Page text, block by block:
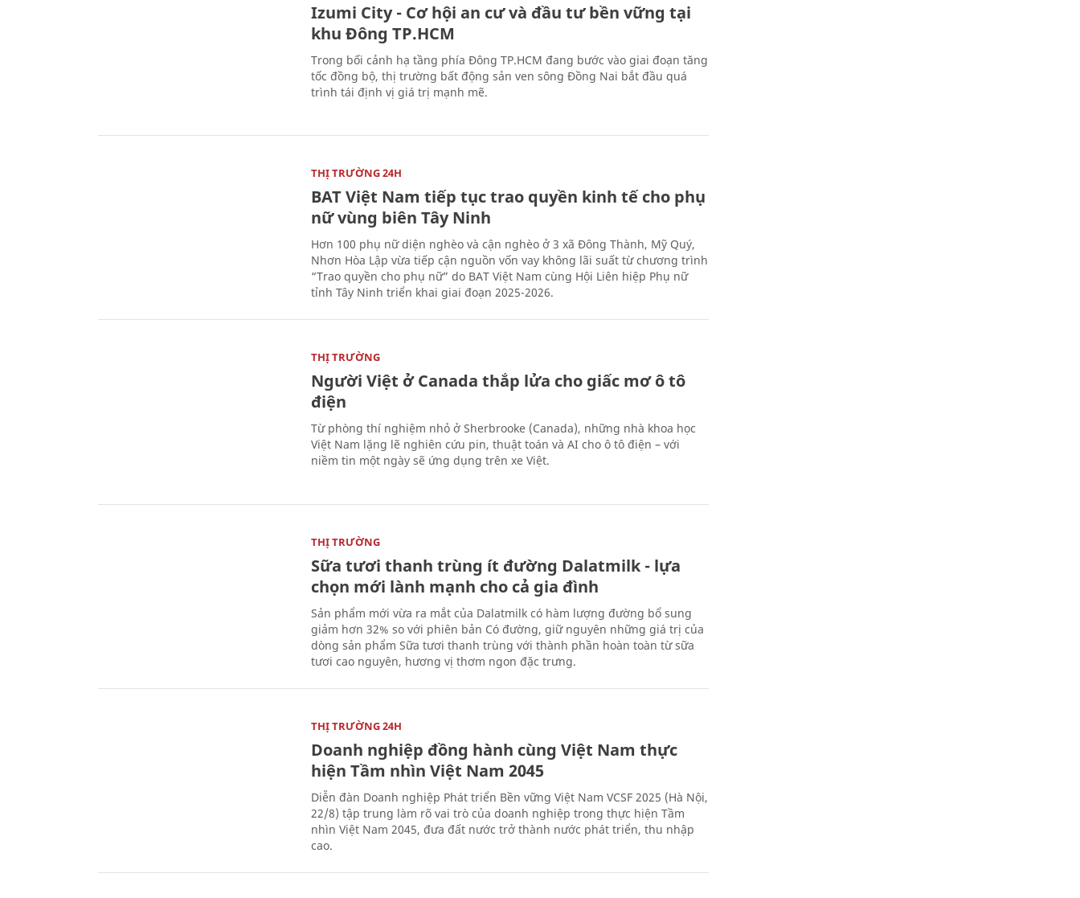
Izumi City - Cơ hội an cư và đầu tư bền vững tại
khu Đông TP.HCM
Trong bối cảnh hạ tầng phía Đông TP.HCM đang bước vào giai đoạn tăng
tốc đồng bộ, thị trường bất động sản ven sông Đồng Nai bắt đầu quá
trình tái định vị giá trị mạnh mẽ.
THỊ TRƯỜNG 24H
BAT Việt Nam tiếp tục trao quyền kinh tế cho phụ
nữ vùng biên Tây Ninh
Hơn 100 phụ nữ diện nghèo và cận nghèo ở 3 xã Đông Thành, Mỹ Quý,
Nhơn Hòa Lập vừa tiếp cận nguồn vốn vay không lãi suất từ chương trình
“Trao quyền cho phụ nữ” do BAT Việt Nam cùng Hội Liên hiệp Phụ nữ
tỉnh Tây Ninh triển khai giai đoạn 2025-2026.
THỊ TRƯỜNG
Người Việt ở Canada thắp lửa cho giấc mơ ô tô
điện
Từ phòng thí nghiệm nhỏ ở Sherbrooke (Canada), những nhà khoa học
Việt Nam lặng lẽ nghiên cứu pin, thuật toán và AI cho ô tô điện – với
niềm tin một ngày sẽ ứng dụng trên xe Việt.
THỊ TRƯỜNG
Sữa tươi thanh trùng ít đường Dalatmilk - lựa
chọn mới lành mạnh cho cả gia đình
Sản phẩm mới vừa ra mắt của Dalatmilk có hàm lượng đường bổ sung
giảm hơn 32% so với phiên bản Có đường, giữ nguyên những giá trị của
dòng sản phẩm Sữa tươi thanh trùng với thành phần hoàn toàn từ sữa
tươi cao nguyên, hương vị thơm ngon đặc trưng.
THỊ TRƯỜNG 24H
Doanh nghiệp đồng hành cùng Việt Nam thực
hiện Tầm nhìn Việt Nam 2045
Diễn đàn Doanh nghiệp Phát triển Bền vững Việt Nam VCSF 2025 (Hà Nội,
22/8) tập trung làm rõ vai trò của doanh nghiệp trong thực hiện Tầm
nhìn Việt Nam 2045, đưa đất nước trở thành nước phát triển, thu nhập
cao.